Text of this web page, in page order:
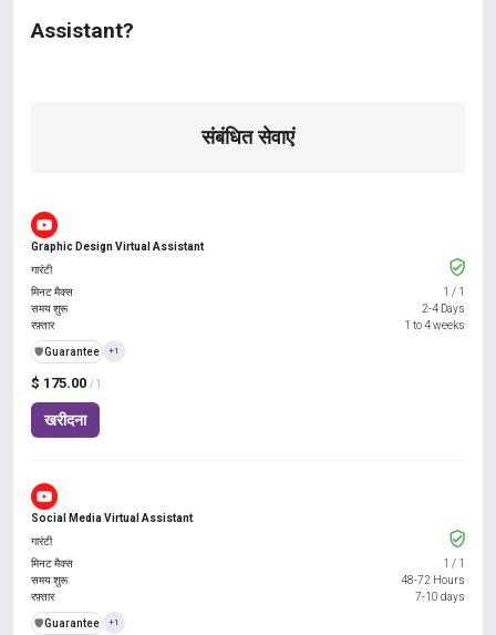
Assistant?
संबंधित सेवाएं
Graphic Design Virtual Assistant
$ 175.00 / 1
खरीदना
गारंटी
मिनट मैक्स
1 / 1
समय शुरू
2-4 Days
रफ़्तार
1 to 4 weeks
️🛡️Guarantee +1
Social Media Virtual Assistant
गारंटी
मिनट मैक्स
1 / 1
समय शुरू
48-72 Hours
रफ़्तार
7-10 days
️🛡️Guarantee +1